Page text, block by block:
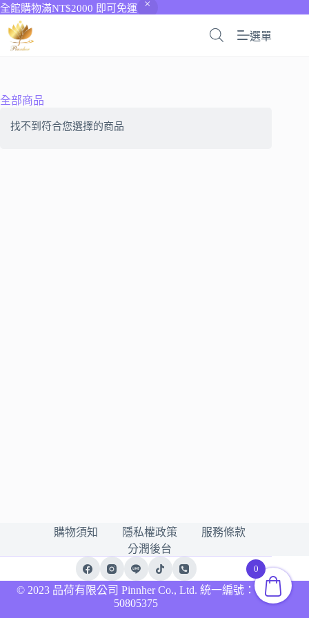
全館購物滿NT$2000 即可免運
選單
全部商品
找不到符合您選擇的商品
購物須知 隱私權政策
服務條款
分潤後台
© 2023 品荷有限公司 Pinnher Co., Ltd. 統一編號：
50805375
0